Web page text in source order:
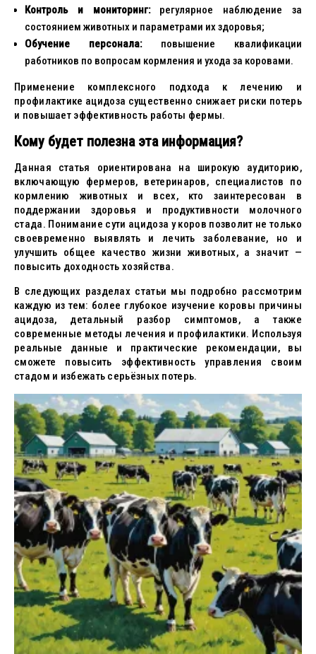
Контроль и мониторинг:регулярное наблюдение за
состоянием животных и параметрами их здоровья;
Обучение персонала:повышение квалификации
работников по вопросам кормления и ухода за коровами.
Применение комплексного подхода к лечению и
профилактике ацидоза существенно снижает риски потерь
и повышает эффективность работы фермы.
Кому будет полезна эта информация?
Данная статья ориентирована на широкую аудиторию,
включающую фермеров, ветеринаров, специалистов по
кормлению животных и всех, кто заинтересован в
поддержании здоровья и продуктивности молочного
стада. Понимание сути ацидоза у коров позволит не только
своевременно выявлять и лечить заболевание, но и
улучшить общее качество жизни животных, а значит —
повысить доходность хозяйства.
В следующих разделах статьи мы подробно рассмотрим
каждую из тем: более глубокое изучение коровы причины
ацидоза, детальный разбор симптомов, а также
современные методы лечения и профилактики. Используя
реальные данные и практические рекомендации, вы
сможете повысить эффективность управления своим
стадом и избежать серьёзных потерь.